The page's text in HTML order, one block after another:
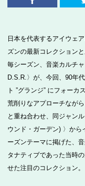
日本を代表するアイウェ
ズンの最新コレクション
毎シーズン、音楽カルチ
D.S.R.〉が、今回、90年
ト ”グランジ” にフォーカス
荒削りなアプローチなが
と重ね合わせ、同ジャン
ウンド・ガーデン) 〉から
ーズンテーマに掲げた、
タナティブであった当時
せた注目のコレクション。